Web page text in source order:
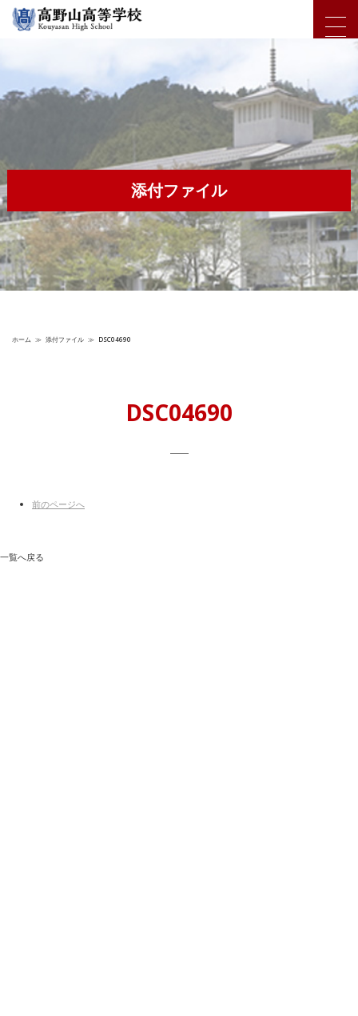
添付ファイル
ホーム ≫ 添付ファイル ≫ DSC04690
DSC04690
前のページへ
一覧へ戻る